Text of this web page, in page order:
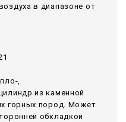
в диапазоне от
,
из каменной
горных пород. Может
обкладкой